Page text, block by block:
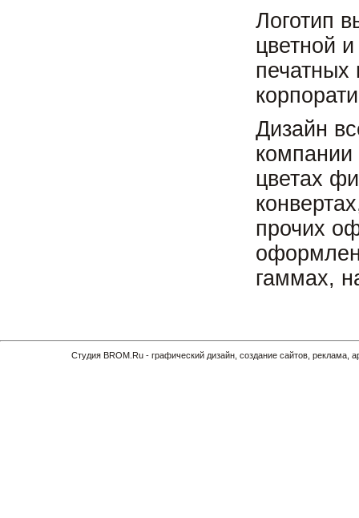
Логотип
цветной
Дизайн
цветах
прочих
гаммах,
Cтудия BROM.Ru - графический дизайн, создание сайтов,